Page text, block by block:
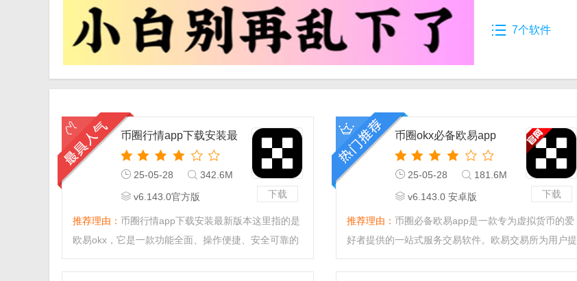
7个软件
下载
币圈行情app下载安装最
新版本
25-05-28
342.6M
v6.143.0官方版
推荐理由： 币圈行情app下载安装最新版本这里指的是
欧易okx，它是一款功能全面、操作便捷、安全可靠的
下载
币圈okx必备欧易app
25-05-28
181.6M
v6.143.0 安卓版
推荐理由： 币圈必备欧易app是一款专为虚拟货币的爱
好者提供的一站式服务交易软件。欧易交易所为用户提